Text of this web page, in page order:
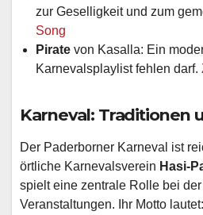
zur Geselligkeit und zum
Song
Pirate von Kasalla: Ein
Karnevalsplaylist fehlen darf.
Karneval: Traditionen
Der Paderborner Karneval ist
örtliche Karnevalsverein Hasi-
spielt eine zentrale Rolle bei
Veranstaltungen. Ihr Motto lautet: